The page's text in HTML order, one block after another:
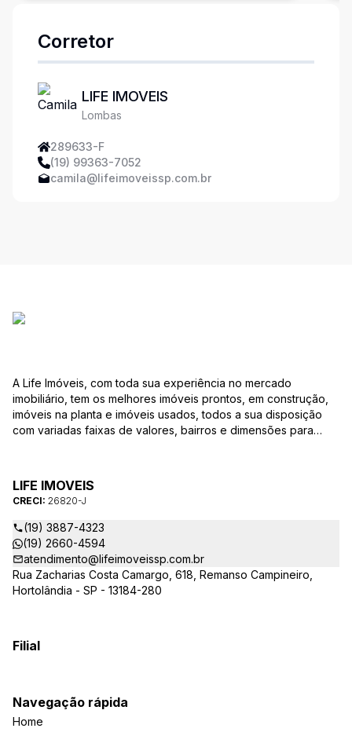
Corretor
LIFE IMOVEIS
Lombas
289633-F
(19) 99363-7052
camila@lifeimoveissp.com.br
A Life Imóveis, com toda sua experiência no mercado
imobiliário, tem os melhores imóveis prontos, em construção,
imóveis na planta e imóveis usados, todos a sua disposição
com variadas faixas de valores, bairros e dimensões para
as suas dúvidas sobre casas, apartamentos, terrenos, salas
comerciais e outros produtos imobiliários.
LIFE IMOVEIS
CRECI: 26820-J
(19) 3887-4323
(19) 2660-4594
atendimento@lifeimoveissp.com.br
Rua Zacharias Costa Camargo, 618, Remanso Campineiro,
Hortolândia - SP - 13184-280
Filial
Navegação rápida
Home